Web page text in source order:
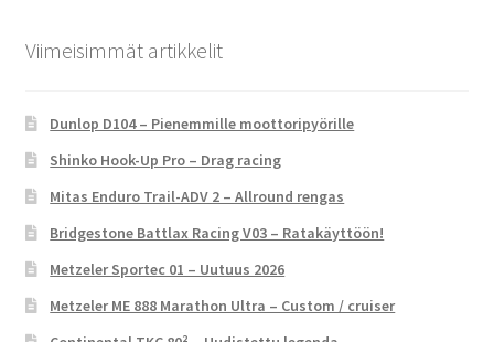
Viimeisimmät artikkelit
Dunlop D104 – Pienemmille moottoripyörille
Shinko Hook-Up Pro – Drag racing
Mitas Enduro Trail-ADV 2 – Allround rengas
Bridgestone Battlax Racing V03 – Ratakäyttöön!
Metzeler Sportec 01 – Uutuus 2026
Metzeler ME 888 Marathon Ultra – Custom / cruiser